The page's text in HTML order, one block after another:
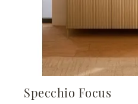
Specchio Focus